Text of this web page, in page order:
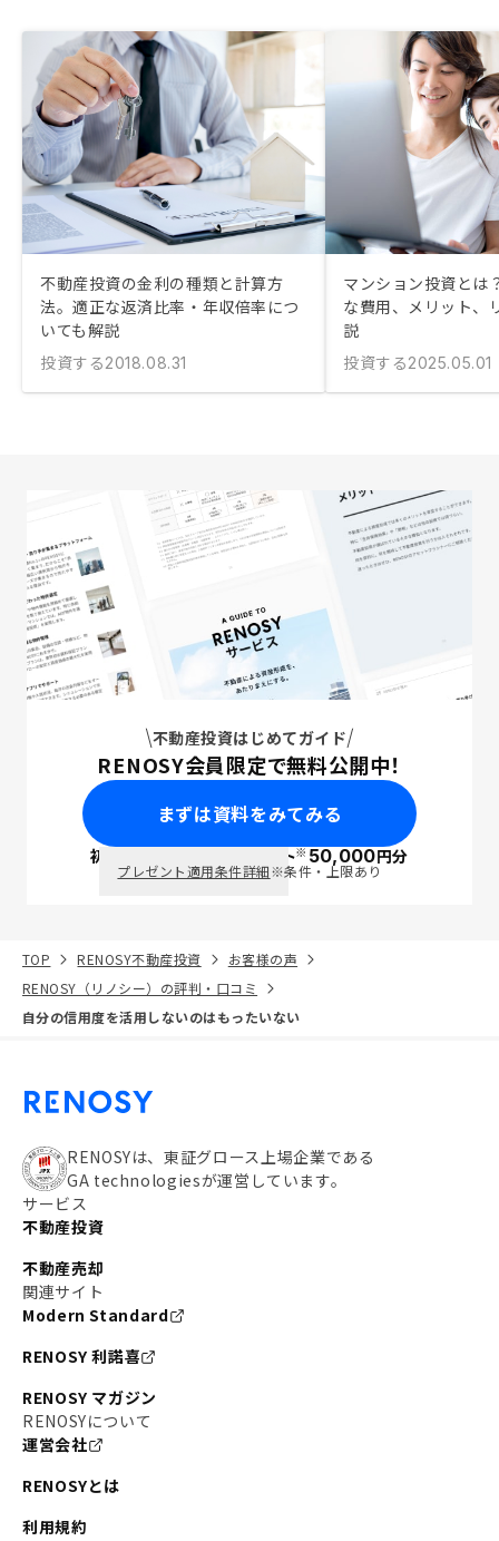
不動産投資の金利の種類と計算方
法。適正な返済比率・年収倍率につ
いても解説
投資する2018.08.31
マンション投資とは
な費用、メリット、
説
投資する2025.05.01
不動産投資はじめてガイド
RENOSY会員限定で無料公開中！
まずは資料をみてみる
初回面談で ポイント※50,000円分
プレゼント適用条件詳細※条件・上限あり
TOP RENOSY不動産投資
お客様の声
RENOSY（リノシー）の評判・口コミ
自分の信用度を活用しないのはもったいない
RENOSYは、東証グロース上場企業である
GA technologiesが運営しています。
サービス
不動産投資
不動産売却
関連サイト
Modern Standard
RENOSY 利諾喜
RENOSY マガジン
RENOSYについて
運営会社
RENOSYとは
利用規約